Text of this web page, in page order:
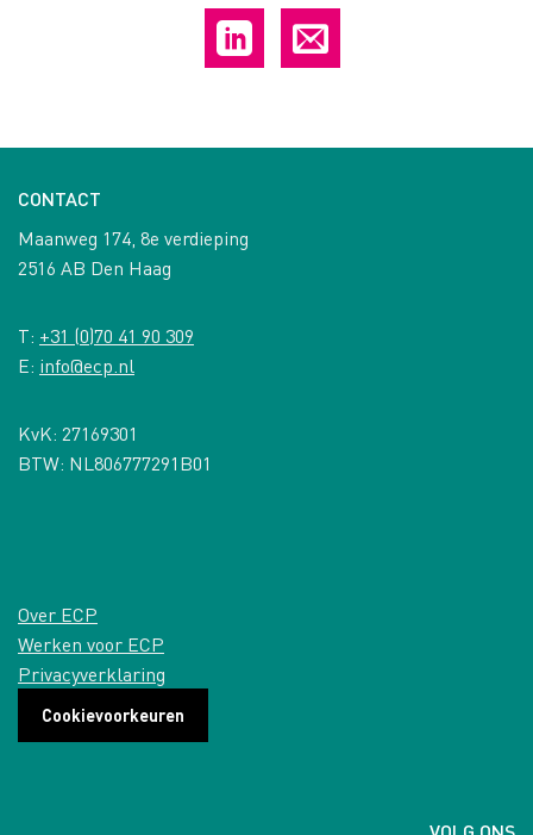
CONTACT
Maanweg 174, 8e verdieping
2516 AB Den Haag
T: +31 (0)70 41 90 309
E: info@ecp.nl
KvK: 27169301
BTW: NL806777291B01
Over ECP
Werken voor ECP
Privacyverklaring
Cookievoorkeuren